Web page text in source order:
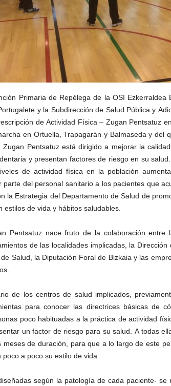
Primaria de Repélega de la OSI Ezkerraldea
y la Subdirección de Salud Pública y
de Actividad Física – Zugan Pentsatuz
en Ortuella, Trapagarán y Balmaseda y del
Zugan Pentsatuz está dirigido a mejorar la
y presentan factores de riesgo en su
de actividad física en la población
parte del personal sanitario a los pacientes que
la Estrategia del Departamento de Salud de
estilos de vida y hábitos saludables.
Pentsatuz nace fruto de la colaboración entre
de las localidades implicadas, la Dirección
Salud, la Diputación Foral de Bizkaia y las
de los centros de salud implicados,
para conocer las directrices básicas de
poco habituadas a la práctica de actividad
un factor de riesgo para su salud. A todas
meses de duración, para que a lo largo de este
a poco su estilo de vida.
según la patología de cada paciente-